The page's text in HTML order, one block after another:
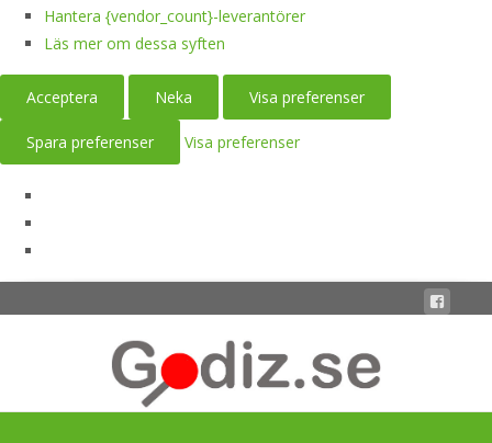
Hantera {vendor_count}-leverantörer
Läs mer om dessa syften
Acceptera Neka Visa preferenser
Spara preferenser Visa preferenser